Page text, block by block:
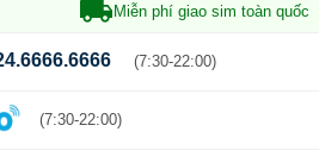
Miễn phí giao sim toàn quốc
(7:30-22:00)
(7:30-22:00)